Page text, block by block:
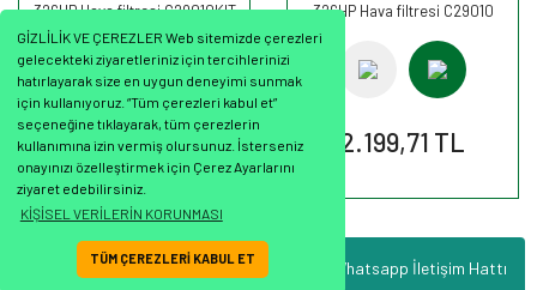
GİZLİLİK VE ÇEREZLER Web sitemizde çerezleri
gelecekteki ziyaretleriniz için tercihlerinizi
hatırlayarak size en uygun deneyimi sunmak
için kullanıyoruz. “Tüm çerezleri kabul et”
seçeneğine tıklayarak, tüm çerezlerin
kullanımına izin vermiş olursunuz. İsterseniz
onayınızı özelleştirmek için Çerez Ayarlarını
ziyaret edebilirsiniz.
KİŞİSEL VERİLERİN KORUNMASI
TÜM ÇEREZLERİ KABUL ET Whatsapp İletişim Hattı
326HP Hava filtresi C29010KIT
MANN
2.625,67 TL
326HP Hava filtresi C29010
2.199,71 TL